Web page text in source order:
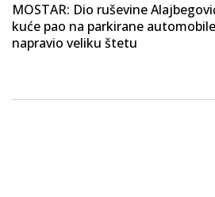
MOSTAR: Dio ruševine
kuće pao na parkirane
napravio veliku štetu